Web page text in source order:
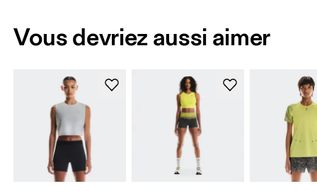
Vous devriez aussi aimer